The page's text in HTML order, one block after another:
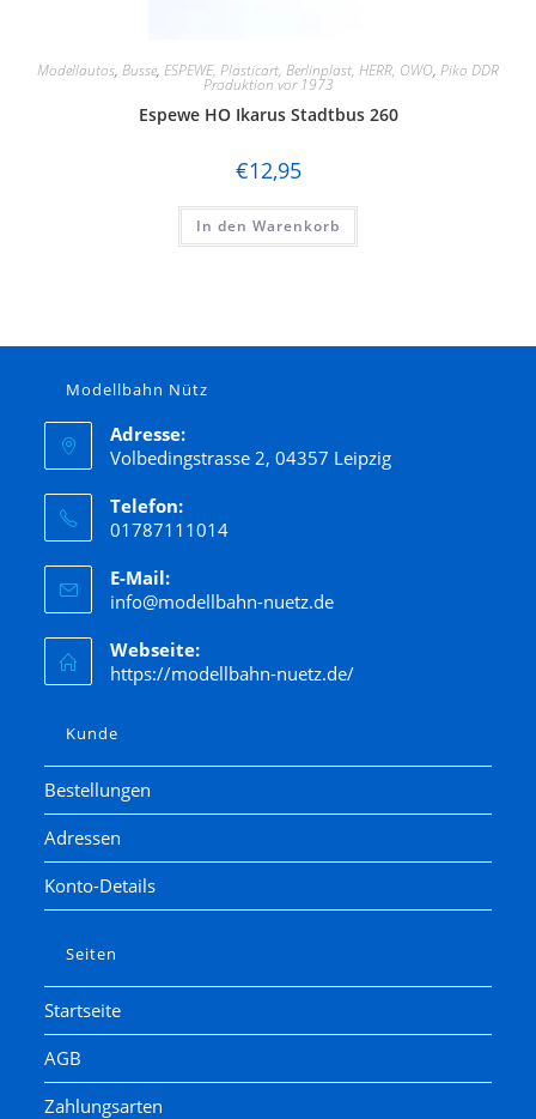
Modellautos, Busse, ESPEWE, Plasticart, Berlinplast, HERR, OWO, Piko DDR
Produktion vor 1973
Espewe HO Ikarus Stadtbus 260
€12,95
In den Warenkorb
Modellbahn Nütz
Adresse:
Volbedingstrasse 2, 04357 Leipzig
Telefon:
01787111014
E-Mail:
info@modellbahn-nuetz.de
Webseite:
https://modellbahn-nuetz.de/
Kunde
Bestellungen
Adressen
Konto-Details
Seiten
Startseite
AGB
Zahlungsarten